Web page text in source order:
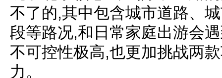
不了的,其中包含城市道路、
段等路况,和日常家庭出游会
不可控性极高,也更加挑战两
力。